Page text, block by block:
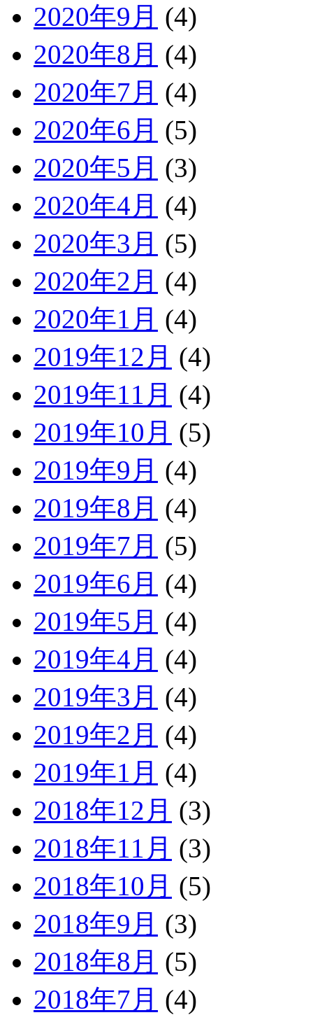
2020年9月 (4)
2020年8月 (4)
2020年7月 (4)
2020年6月 (5)
2020年5月 (3)
2020年4月 (4)
2020年3月 (5)
2020年2月 (4)
2020年1月 (4)
2019年12月 (4)
2019年11月 (4)
2019年10月 (5)
2019年9月 (4)
2019年8月 (4)
2019年7月 (5)
2019年6月 (4)
2019年5月 (4)
2019年4月 (4)
2019年3月 (4)
2019年2月 (4)
2019年1月 (4)
2018年12月 (3)
2018年11月 (3)
2018年10月 (5)
2018年9月 (3)
2018年8月 (5)
2018年7月 (4)